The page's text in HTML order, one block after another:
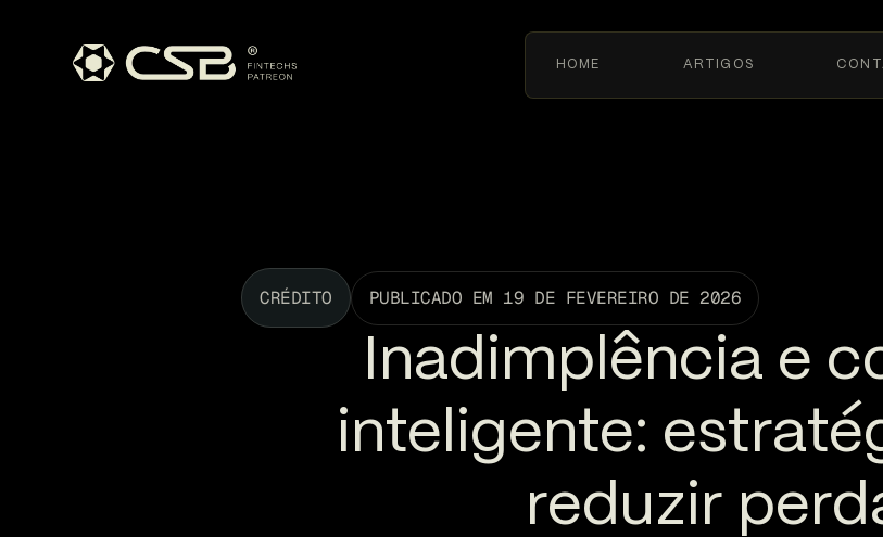
HOME ARTIGOS
CRÉDITO PUBLICADO EM 19 DE FEVEREIRO DE 2026
Inadimplência e
inteligente:
reduzir